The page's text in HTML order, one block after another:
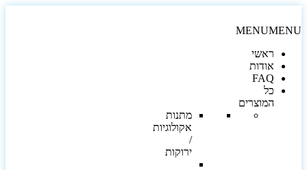
MENU
ראשי
אודות
FAQ
כל
המוצרים
מתנות
אקולוגיות
ירוקות